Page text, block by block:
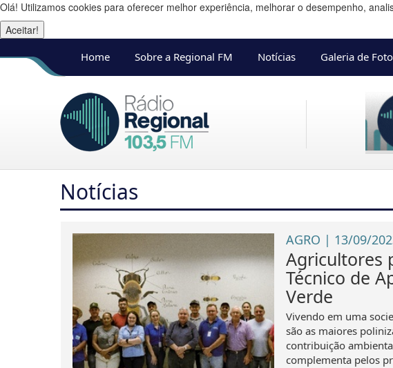
Olá! Utilizamos cookies para oferecer melhor experiência, melhorar o desempenho,
Aceitar!
Home
Sobre a Regional FM Notícias Galeria de
Notícias
AGRO | 13/09/
Agricultores
Técnico de
Verde
Vivendo em uma
são as maiores
contribuição
complementa pelos